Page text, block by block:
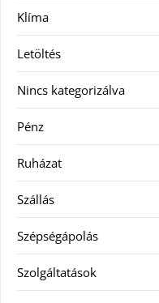
Klíma
Letöltés
Nincs kategorizálva
Pénz
Ruházat
Szállás
Szépségápolás
Szolgáltatások